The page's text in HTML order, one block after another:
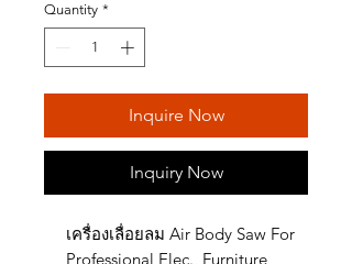
Quantity *
Inquire Now
Inquiry Now
เครื่องเลื่อยลม Air Body Saw For
Professional Elec., Furniture